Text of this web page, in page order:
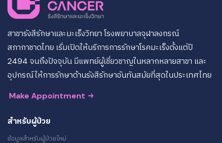
สาขารังสีรักษาและมะเร็งวิทยา โรงพยาบาลจุฬาลงกรณ์
สภากาชาดไทย เริ่มเปิดให้บริการการรักษาโรคมะเร็งตั้งแต่ปี
2494 จนถึงปัจจุบัน มีแพทย์ผู้เชี่ยวชาญในหลากหลายสาขา และ
อุปกรณ์ให้การรักษาด้านรังสีรักษาอันทันสมัยที่สุดในประเทศไทย
Make Appointment
สำหรับผู้ป่วย
ข้อมูลสำหรับผู้ป่วยใหม่